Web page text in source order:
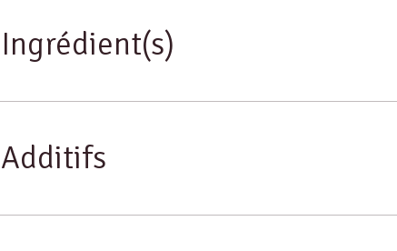
Ingrédient(s)
Additifs